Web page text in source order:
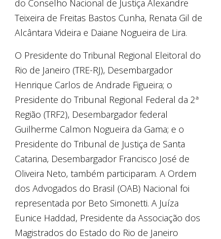
do Conselho Nacional de Justiça Alexandre
Teixeira de Freitas Bastos Cunha, Renata Gil de
Alcântara Videira e Daiane Nogueira de Lira.
O Presidente do Tribunal Regional Eleitoral do
Rio de Janeiro (TRE-RJ), Desembargador
Henrique Carlos de Andrade Figueira; o
Presidente do Tribunal Regional Federal da 2ª
Região (TRF2), Desembargador federal
Guilherme Calmon Nogueira da Gama; e o
Presidente do Tribunal de Justiça de Santa
Catarina, Desembargador Francisco José de
Oliveira Neto, também participaram. A Ordem
dos Advogados do Brasil (OAB) Nacional foi
representada por Beto Simonetti. A Juíza
Eunice Haddad, Presidente da Associação dos
Magistrados do Estado do Rio de Janeiro